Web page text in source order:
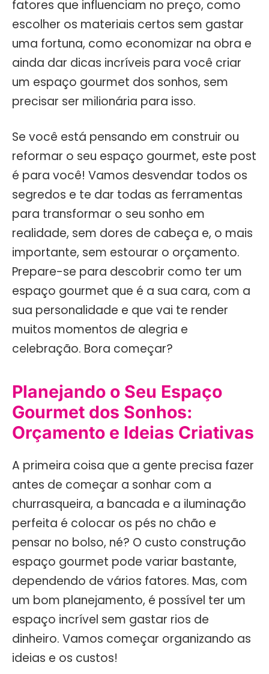
fatores que influenciam no preço, como
escolher os materiais certos sem gastar
uma fortuna, como economizar na obra e
ainda dar dicas incríveis para você criar
um espaço gourmet dos sonhos, sem
precisar ser milionária para isso.
Se você está pensando em construir ou
reformar o seu espaço gourmet, este post
é para você! Vamos desvendar todos os
segredos e te dar todas as ferramentas
para transformar o seu sonho em
realidade, sem dores de cabeça e, o mais
importante, sem estourar o orçamento.
Prepare-se para descobrir como ter um
espaço gourmet que é a sua cara, com a
sua personalidade e que vai te render
muitos momentos de alegria e
celebração. Bora começar?
Planejando o Seu Espaço
Gourmet dos Sonhos:
Orçamento e Ideias Criativas
A primeira coisa que a gente precisa fazer
antes de começar a sonhar com a
churrasqueira, a bancada e a iluminação
perfeita é colocar os pés no chão e
pensar no bolso, né? O custo construção
espaço gourmet pode variar bastante,
dependendo de vários fatores. Mas, com
um bom planejamento, é possível ter um
espaço incrível sem gastar rios de
dinheiro. Vamos começar organizando as
ideias e os custos!